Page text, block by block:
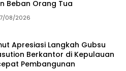
Beban Orang Tua
08/2026
Apresiasi Langkah Gubsu
Berkantor di Kepulauan
Pembangunan